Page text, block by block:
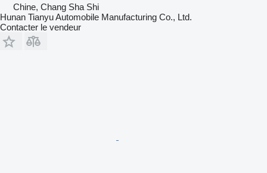
Chine, Chang Sha Shi
Hunan Tianyu Automobile Manufacturing Co., Ltd.
Contacter le vendeur